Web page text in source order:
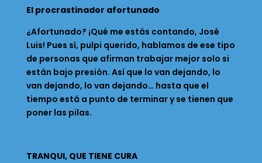
El procrastinador afortunado
¿Afortunado? ¡Qué me estás contando, José
Luis! Pues sí, pulpi querido, hablamos de ese tipo
de personas que afirman trabajar mejor solo si
están bajo presión. Así que lo van dejando, lo
van dejando, lo van dejando… hasta que el
tiempo está a punto de terminar y se tienen que
poner las pilas.
TRANQUI, QUE TIENE CURA